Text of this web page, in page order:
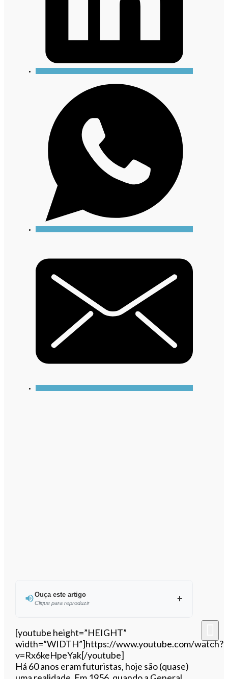
Ouça este artigo
Clique para reproduzir
Ouvir este artigo
[youtube height=”HEIGHT”
width=”WIDTH”]https://www.youtube.com/watch?
v=Rx6keHpeYak[/youtube]
Há 60 anos eram futuristas, hoje são (quase)